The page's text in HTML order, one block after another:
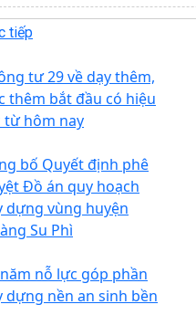
tiếp
tư 29 về dạy thêm,
thêm bắt đầu có hiệu
từ hôm nay
bố Quyết định phê
Đồ án quy hoạch
dựng vùng huyện
Su Phì
nỗ lực góp phần
dựng nền an sinh bền